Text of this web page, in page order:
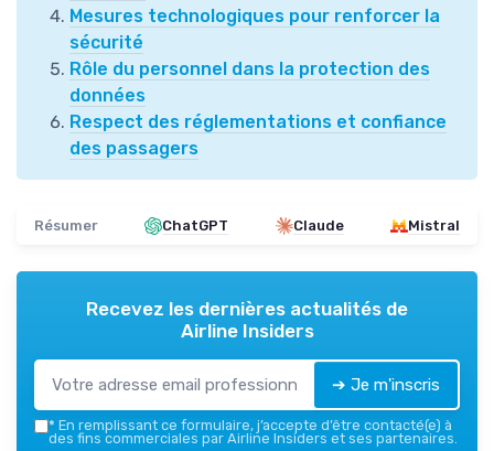
Mesures technologiques pour renforcer la
sécurité
Rôle du personnel dans la protection des
données
Respect des réglementations et confiance
des passagers
Résumer ChatGPT Claude Mistral
Recevez les dernières actualités de
Airline Insiders
➔ Je m'inscris
* En remplissant ce formulaire, j’accepte d’être contacté(e) à
des fins commerciales par Airline Insiders et ses partenaires.